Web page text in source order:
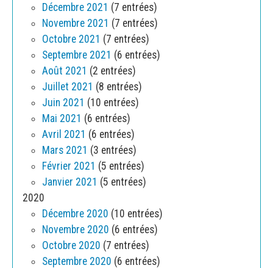
Décembre 2021 (7 entrées)
Novembre 2021 (7 entrées)
Octobre 2021 (7 entrées)
Septembre 2021 (6 entrées)
Août 2021 (2 entrées)
Juillet 2021 (8 entrées)
Juin 2021 (10 entrées)
Mai 2021 (6 entrées)
Avril 2021 (6 entrées)
Mars 2021 (3 entrées)
Février 2021 (5 entrées)
Janvier 2021 (5 entrées)
2020
Décembre 2020 (10 entrées)
Novembre 2020 (6 entrées)
Octobre 2020 (7 entrées)
Septembre 2020 (6 entrées)